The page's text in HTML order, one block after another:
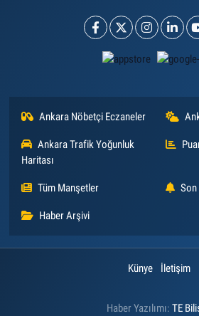
Ankara Nöbetçi Eczaneler
Ankara Trafik Yoğunluk
Haritası
Tüm Manşetler
Haber Arşivi
Künye İletişim
Haber Yazılımı: TE